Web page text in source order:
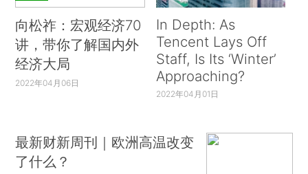
向松祚：宏观经济70
讲，带你了解国内外
经济大局
2022年04月06日
In Depth: As
Tencent Lays Off
Staff, Is Its ‘Winter’
Approaching?
2022年04月01日
最新财新周刊｜欧洲高温改变
了什么？